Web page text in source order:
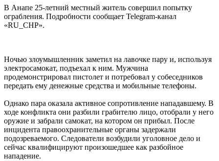
В Анапе 25-летний местный житель совершил попытку
ограбления. Подробности сообщает Telegram-канал
«RU_CHP».
Ночью злоумышленник заметил на лавочке пару и, используя
электросамокат, подъехал к ним. Мужчина
продемонстрировал пистолет и потребовал у собеседников
передать ему денежные средства и мобильные телефоны.
Однако пара оказала активное сопротивление нападавшему. В
ходе конфликта они разбили грабителю лицо, отобрали у него
оружие и забрали самокат, на котором он прибыл. После
инцидента правоохранительные органы задержали
подозреваемого. Следователи возбудили уголовное дело и
сейчас квалифицируют произошедшее как разбойное
нападение.